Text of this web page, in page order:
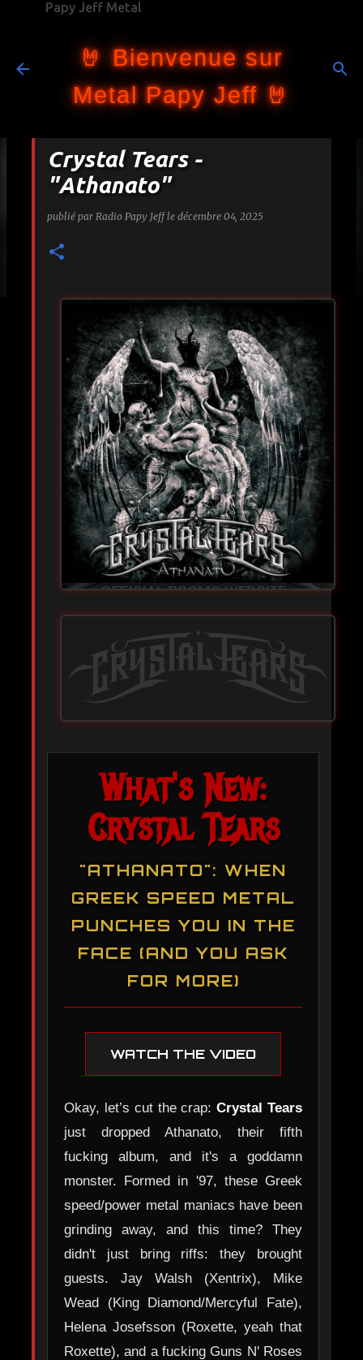
Papy Jeff Metal
🤘 Bienvenue sur
Metal Papy Jeff 🤘
Crystal Tears -
"Athanato"
publié par Radio Papy Jeff le décembre 04, 2025
What's New:
Crystal Tears
"ATHANATO": WHEN
GREEK SPEED METAL
PUNCHES YOU IN THE
FACE (AND YOU ASK
FOR MORE)
WATCH THE VIDEO
Okay, let’s cut the crap:Crystal Tears
just dropped Athanato, their fifth
fucking album, and it's a goddamn
monster. Formed in '97, these Greek
speed/power metal maniacs have been
grinding away, and this time? They
didn't just bring riffs: they brought
guests. Jay Walsh (Xentrix), Mike
Wead (King Diamond/Mercyful Fate),
Helena Josefsson (Roxette, yeah that
Roxette), and a fucking Guns N' Roses